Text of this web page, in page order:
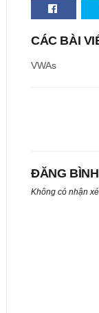
CÁC BÀI
VWAs
ĐĂNG
Không có nhận